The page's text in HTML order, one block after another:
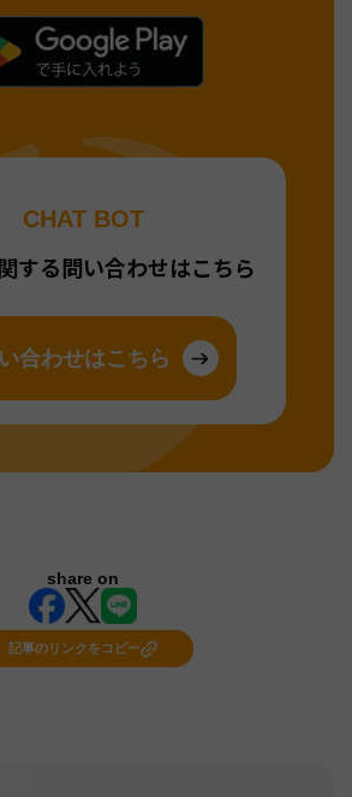
CHAT BOT
する問い合わせはこちら
合わせはこちら
share on
記事のリンクをコピー